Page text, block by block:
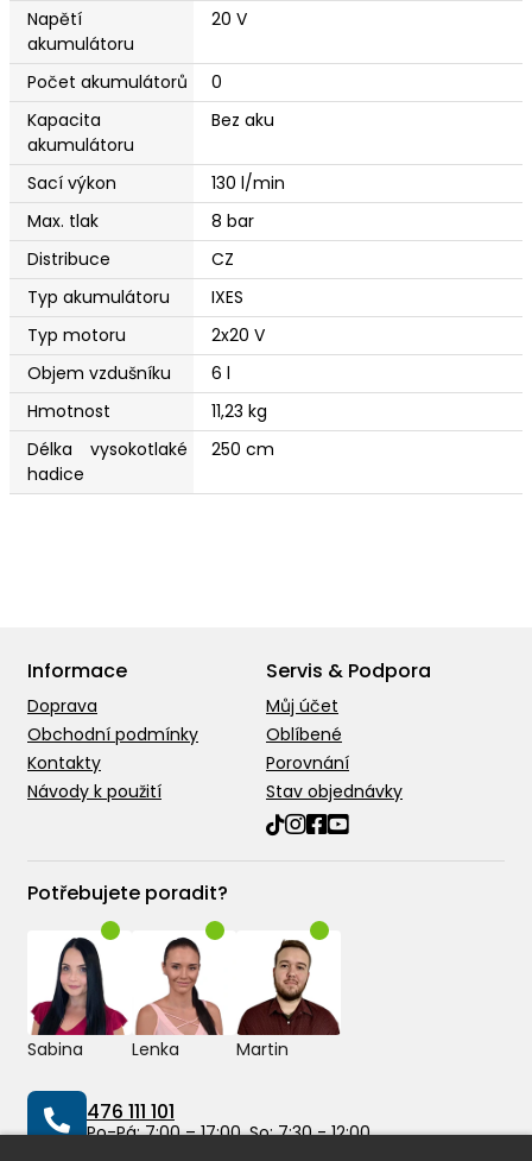
Napětí
akumulátoru
20 V
Počet akumulátorů
0
Kapacita
akumulátoru
Bez aku
Sací výkon
130 l/min
Max. tlak
8 bar
Distribuce
CZ
Typ akumulátoru
IXES
Typ motoru
2x20 V
Objem vzdušníku
6 l
Hmotnost
11,23 kg
Délka vysokotlaké
hadice
250 cm
Informace
Doprava
Obchodní podmínky
Kontakty
Návody k použití
Servis & Podpora
Můj účet
Oblíbené
Porovnání
Stav objednávky
Potřebujete poradit?
Sabina Lenka Martin
476 111 101
Po-Pá: 7:00 – 17:00, So: 7:30 - 12:00